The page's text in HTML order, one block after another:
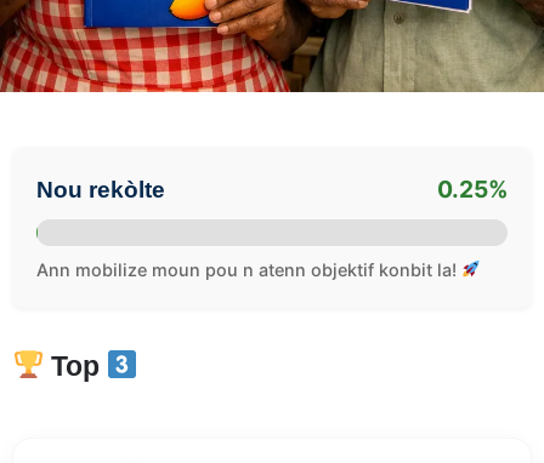
Nou rekòlte 0.25%
Ann mobilize moun pou n atenn objektif konbit la!
Top